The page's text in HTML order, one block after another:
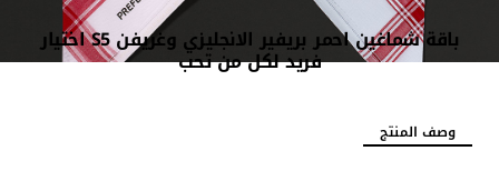
باقة شماغين احمر بريفير الانجليزي وغريفن S5 اختيار
فريد لكل من تحب
وصف المنتج